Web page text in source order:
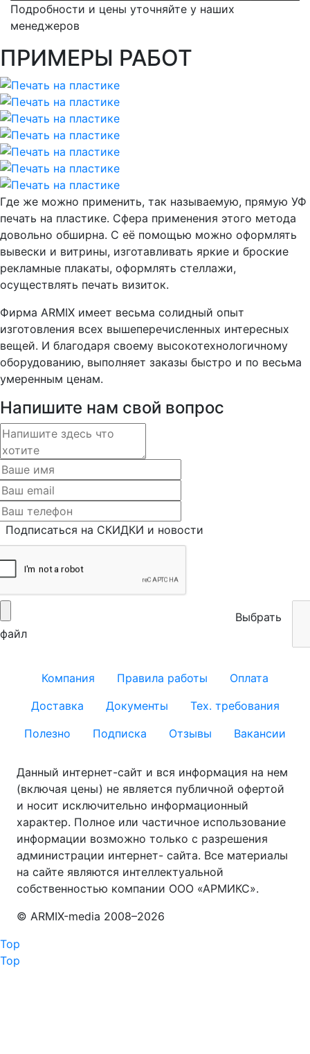
Подробности и цены уточняйте у наших
менеджеров
ПРИМЕРЫ РАБОТ
Где же можно применить, так называемую, прямую УФ
печать на пластике. Сфера применения этого метода
довольно обширна. С её помощью можно оформлять
вывески и витрины, изготавливать яркие и броские
рекламные плакаты, оформлять стеллажи,
осуществлять печать визиток.
Фирма ARMIX имеет весьма солидный опыт
изготовления всех вышеперечисленных интересных
вещей. И благодаря своему высокотехнологичному
оборудованию, выполняет заказы быстро и по весьма
умеренным ценам.
Напишите нам свой вопрос
на СКИДКИ и новости
Выбрать
файл
Компания Правила работы
Оплата
Доставка
Документы
Тех. требования
Полезно
Подписка Отзывы Вакансии
Данный интернет-сайт и вся информация на нем
(включая цены) не является публичной офертой
и носит исключительно информационный
характер. Полное или частичное использование
информации возможно только с разрешения
администрации интернет- сайта. Все материалы
на сайте являются интеллектуальной
собственностью компании ООО «АРМИКС».
© АRМIХ-media 2008–2026
Top
Top